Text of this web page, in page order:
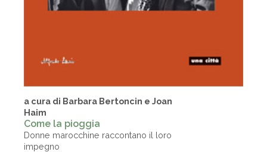
a cura di Barbara Bertoncin e Joan
Haim
Come la pioggia
Donne marocchine raccontano il loro
impegno